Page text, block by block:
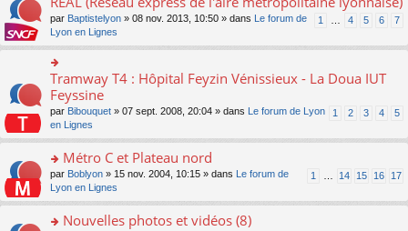
ré
c
nt
pl
ré
e
nt
e
n
o
n
lu
le
pl
u
s
ré
c
e
nt
s
a
e
o
n
lu
le
pl
s
ré
c
e
nt
er
le
m
e
s
a
e
n
lu
le
pl
s
n
s
le
m
e
s
s
a
e
n
o
n
lu
1 4 5 6 7
par Baptistelyon » 08 nov. 2013, 10:50 » dans
Le forum de
Lyon en Lignes
o
n
ult
le
m
e
s
s
g
Tramway T4 : Hôpital Feyzin Vénissieux - La Doua IUT
Feyssine
1 2 3 4 5
par Bibouquet » 07 sept. 2008, 20:04 » dans
Le forum de Lyon
en Lignes
o
s
er
Métro C et Plateau nord
1 14 15 16 17
par Boblyon » 15 nov. 2004, 10:15 » dans
Le forum de
Lyon en Lignes
Nouvelles photos et vidéos (8)